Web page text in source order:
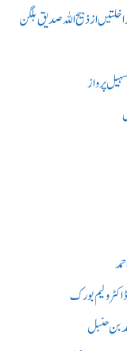
از ذبیح اللہ صدیق بلگن
پرواز
ولیم بورک
بن حنبل